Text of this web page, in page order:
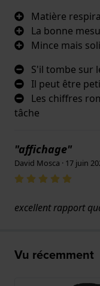
Matière
La bonne
Mince mais
S'il tombe sur
Il peut être
Les chiffres
tâche
"affichage"
David Mosca · 17 juin
excellent rapport
Vu récemment